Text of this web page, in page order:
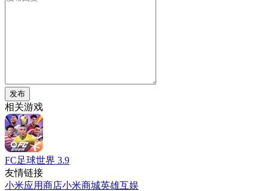
发布
相关游戏
FC足球世界 3.9
友情链接
小米应用商店小米商城英雄互娱